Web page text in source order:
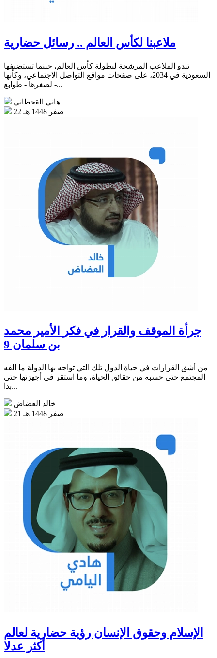
ملاعبنا لكأس العالم .. رسائل حضارية
تبدو الملاعب المرشحة لبطولة كأس العالم، حينما تستضيفها
السعودية في 2034، على صفحات مواقع التواصل الاجتماعي، وكأنها
- لصغرها - طوابع...
هاني القحطاني
22 صفر 1448 هـ
جرأة الموقف والقرار في فكر الأمير محمد
بن سلمان 9
من أشق القرارات في حياة الدول تلك التي تواجه بها الدولة ما ألفه
المجتمع حتى حسبه من حقائق الحياة، وما استقر في أجهزتها حتى
بدا...
خالد العضاض
21 صفر 1448 هـ
الإسلام وحقوق الإنسان رؤية حضارية لعالم
أكثر عدلا